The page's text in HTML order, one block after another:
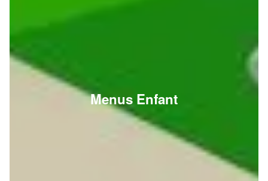
Menus Enfant